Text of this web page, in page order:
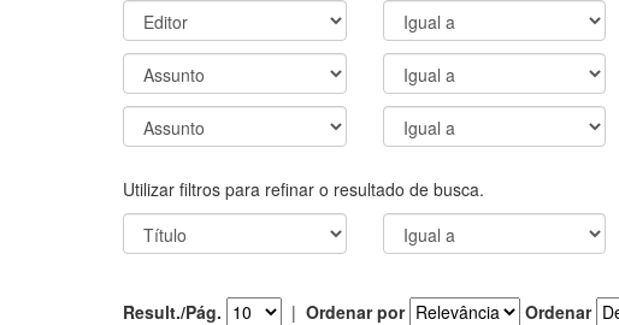
Utilizar filtros para refinar o resultado de busca.
Result./Pág. | Ordenar por Ordenar